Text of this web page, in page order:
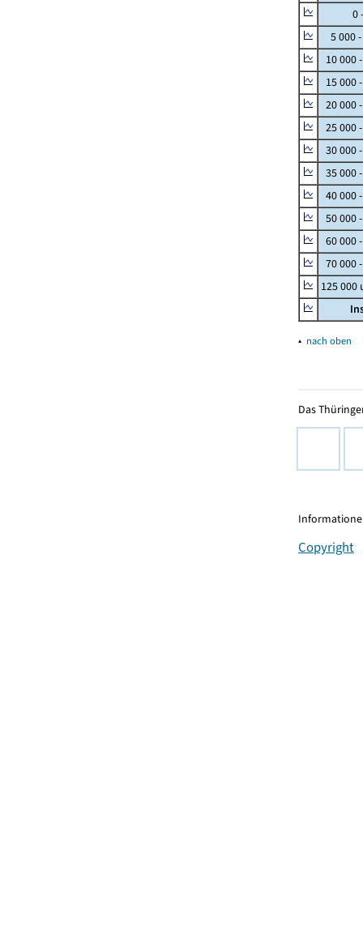
0 -
5 000
10 000
15 000
20 000
25 000
30 000
35 000
40 000
50 000
60 000
70 000
125
▴ nach oben
Das
Copyright